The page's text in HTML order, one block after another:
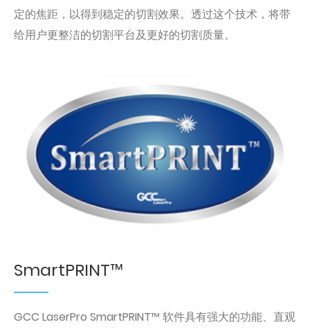
定的焦距，以得到稳定的切割效果。透过这个技术，将带
给用户更整洁的切割平台及更好的切割质量。
SmartPRINT™
GCC LaserPro SmartPRINT™ 软件具有强大的功能、直观